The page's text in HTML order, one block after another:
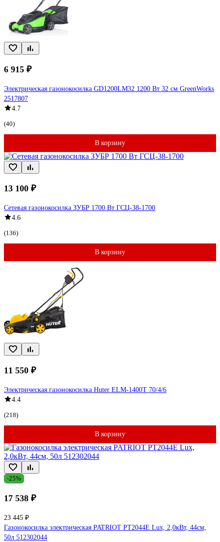
6 915 ₽
Электрическая газонокосилка GD1200LM32 1200 Вт 32 см GreenWorks
2517807
4.7
(40)
В корзину
13 100 ₽
Сетевая газонокосилка ЗУБР 1700 Вт ГСЦ-38-1700
4.6
(136)
В корзину
11 550 ₽
Электрическая газонокосилка Huter ELM-1400Т 70/4/6
4.4
(218)
В корзину
-25%
17 538 ₽
23 445 ₽
Газонокосилка электрическая PATRIOT PT2044E Lux, 2,0кВт, 44см,
50л 512302044